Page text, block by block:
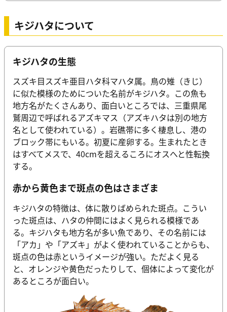
キジハタについて
キジハタの生態
スズキ目スズキ亜目ハタ科マハタ属。鳥の雉（きじ）
に似た模様のためについた名前がキジハタ。この魚も
地方名がたくさんあり、面白いところでは、三重県尾
鷲周辺で呼ばれるアズキマス（アズキハタは別の地方
名として使われている）。岩礁帯に多く棲息し、港の
ブロック帯にもいる。初夏に産卵する。生まれたとき
はすべてメスで、40cmを超えるころにオスへと性転換
する。
赤から黄色まで斑点の色はさまざま
キジハタの特徴は、体に散りばめられた斑点。こうい
った斑点は、ハタの仲間にはよく見られる模様であ
る。キジハタも地方名が多い魚であり、その名前には
「アカ」や「アズキ」がよく使われていることからも、
斑点の色は赤というイメージが強い。ただよく見る
と、オレンジや黄色だったりして、個体によって変化が
あるところが面白い。